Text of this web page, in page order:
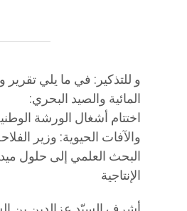
و للتذكير: في ما يلي تقرير
المائية والصيد البحري:
اختتام أشغال الورشة
والآفات الحيوية: وزير
البحث العلمي إلى حلول
الإنتاجية